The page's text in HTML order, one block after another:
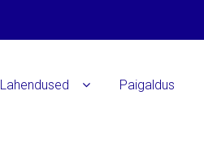
Lahendused Paigaldus